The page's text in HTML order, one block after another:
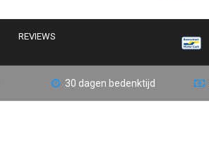
REVIEWS
30 dagen bedenktijd